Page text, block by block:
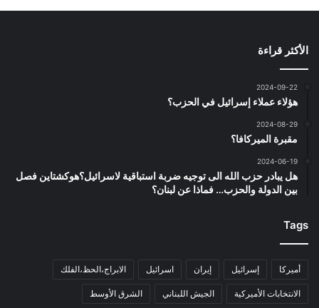
الأكثر قراءة
2024-09-22
هؤلاء عملاء إسرائيل في الحزب؟
2024-08-29
مقبرة الميركافا؟
2024-06-19
هل يبادر حزب الله الى توجيه ضربة استباقية لاسرائيل؟هوكشتاين فصل
بين الدولة والحزب… فماذا عن لبنان؟
Tags
أميركا إسرائيل إيران اسرائيل الابراج،الحظ،الفلك
الانتخابات الأميركية الجيش اللبناني الشرق الأوسط